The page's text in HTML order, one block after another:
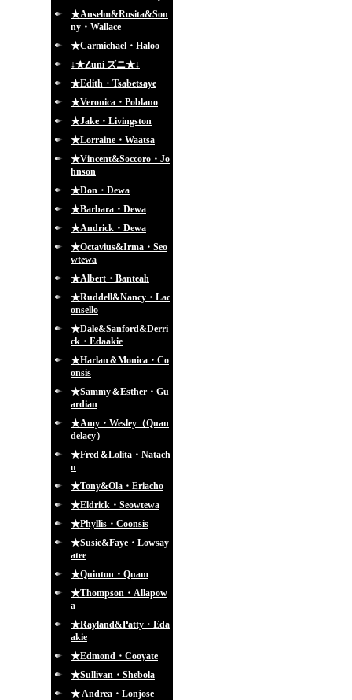
★Anselm&Rosita&Son
ny・Wallace
★Carmichael・Haloo
↓★Zuni ズニ★↓
★Edith・Tsabetsaye
★Veronica・Poblano
★Jake・Livingston
★Lorraine・Waatsa
★Vincent&Soccoro・Jo
hnson
★Don・Dewa
★Barbara・Dewa
★Andrick・Dewa
★Octavius&Irma・Seo
wtewa
★Albert・Banteah
★Ruddell&Nancy・Lac
onsello
★Dale&Sanford&Derri
ck・Edaakie
★Harlan＆Monica・Co
onsis
★Sammy＆Esther・Gu
ardian
★Amy・Wesley（Quan
delacy）
★Fred＆Lolita・Natach
u
★Tony&Ola・Eriacho
★Eldrick・Seowtewa
★Phyllis・Coonsis
★Susie&Faye・Lowsay
atee
★Quinton・Quam
★Thompson・Allapow
a
★Rayland&Patty・Eda
akie
★Edmond・Cooyate
★Sullivan・Shebola
★ Andrea・Lonjose